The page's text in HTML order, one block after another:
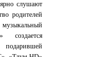
слушают
родителей
создается